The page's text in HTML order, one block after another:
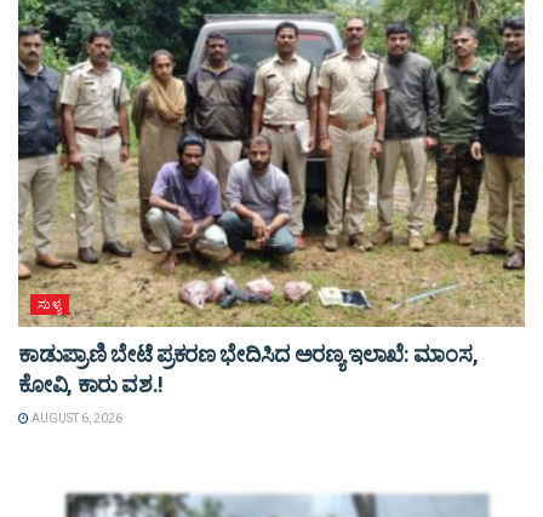
ಸುಳ್ಯ
ಕಾಡುಪ್ರಾಣಿ ಬೇಟೆ ಪ್ರಕರಣ ಭೇದಿಸಿದ ಅರಣ್ಯ ಇಲಾಖೆ: ಮಾಂಸ,
ಕೋವಿ, ಕಾರು ವಶ.!
AUGUST 6, 2026